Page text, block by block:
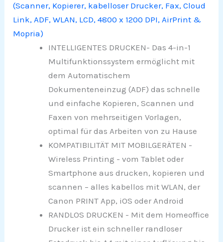
(Scanner, Kopierer, kabelloser Drucker, Fax, Cloud
Link, ADF, WLAN, LCD, 4800 x 1200 DPI, AirPrint &
Mopria)
INTELLIGENTES DRUCKEN- Das 4-in-1
Multifunktionssystem ermöglicht mit
dem Automatischem
Dokumenteneinzug (ADF) das schnelle
und einfache Kopieren, Scannen und
Faxen von mehrseitigen Vorlagen,
optimal für das Arbeiten von zu Hause
KOMPATIBILITÄT MIT MOBILGERÄTEN -
Wireless Printing - vom Tablet oder
Smartphone aus drucken, kopieren und
scannen – alles kabellos mit WLAN, der
Canon PRINT App, iOS oder Android
RANDLOS DRUCKEN - Mit dem Homeoffice
Drucker ist ein schneller randloser